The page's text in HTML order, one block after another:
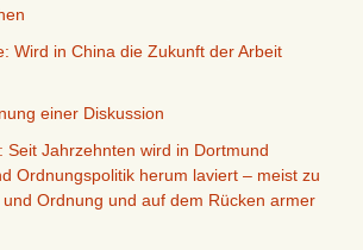
Wird in China die Zukunft der Arbeit
einer Diskussion
Seit Jahrzehnten wird in Dortmund
Ordnungspolitik herum laviert – meist zu
Ordnung und auf dem Rücken armer